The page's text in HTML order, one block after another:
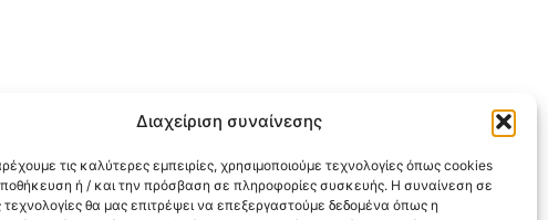
Διαχείριση συναίνεσης
τις καλύτερες εμπειρίες, χρησιμοποιούμε τεχνολογίες όπως cookies
ή / και την πρόσβαση σε πληροφορίες συσκευής. Η συναίνεση σε
τεχνολογίες θα μας επιτρέψει να επεξεργαστούμε δεδομένα όπως η